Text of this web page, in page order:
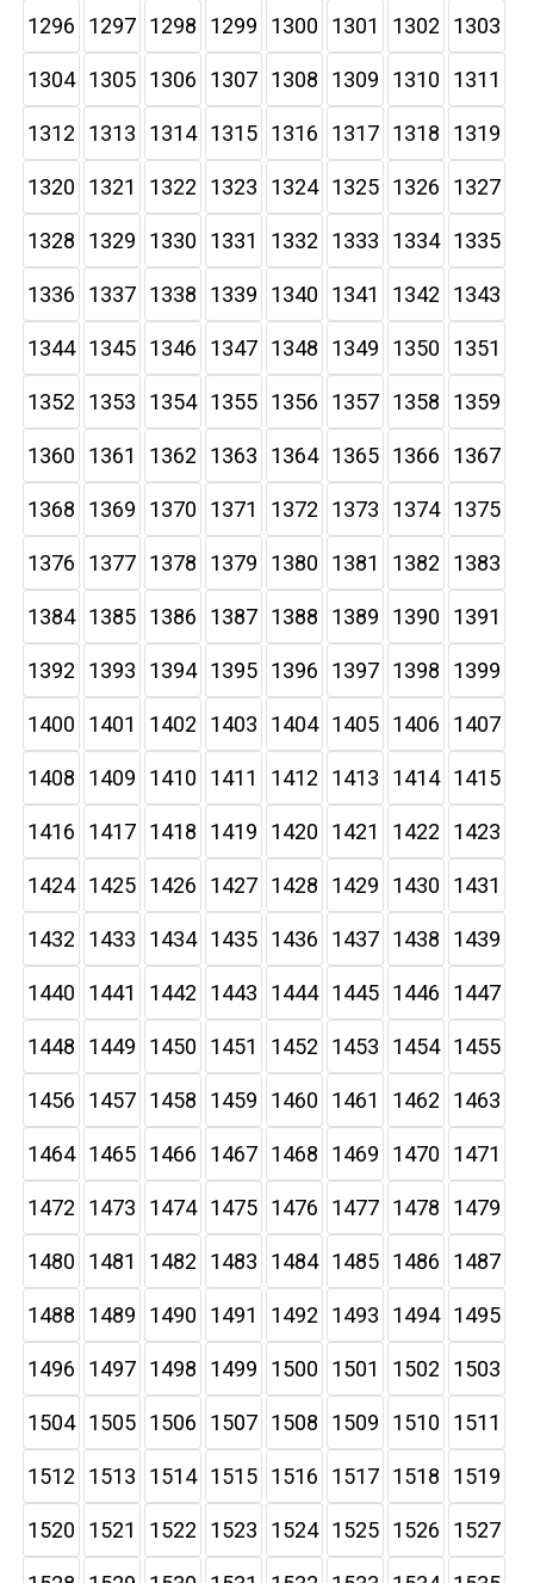
1296 1297 1298 1299 1300 1301 1302 1303
1304 1305 1306 1307 1308 1309 1310 1311
1312 1313 1314 1315 1316 1317 1318 1319
1320 1321 1322 1323 1324 1325 1326 1327
1328 1329 1330 1331 1332 1333 1334 1335
1336 1337 1338 1339 1340 1341 1342 1343
1344 1345 1346 1347 1348 1349 1350 1351
1352 1353 1354 1355 1356 1357 1358 1359
1360 1361 1362 1363 1364 1365 1366 1367
1368 1369 1370 1371 1372 1373 1374 1375
1376 1377 1378 1379 1380 1381 1382 1383
1384 1385 1386 1387 1388 1389 1390 1391
1392 1393 1394 1395 1396 1397 1398 1399
1400 1401 1402 1403 1404 1405 1406 1407
1408 1409 1410 1411 1412 1413 1414 1415
1416 1417 1418 1419 1420 1421 1422 1423
1424 1425 1426 1427 1428 1429 1430 1431
1432 1433 1434 1435 1436 1437 1438 1439
1440 1441 1442 1443 1444 1445 1446 1447
1448 1449 1450 1451 1452 1453 1454 1455
1456 1457 1458 1459 1460 1461 1462 1463
1464 1465 1466 1467 1468 1469 1470 1471
1472 1473 1474 1475 1476 1477 1478 1479
1480 1481 1482 1483 1484 1485 1486 1487
1488 1489 1490 1491 1492 1493 1494 1495
1496 1497 1498 1499 1500 1501 1502 1503
1504 1505 1506 1507 1508 1509 1510 1511
1512 1513 1514 1515 1516 1517 1518 1519
1520 1521 1522 1523 1524 1525 1526 1527